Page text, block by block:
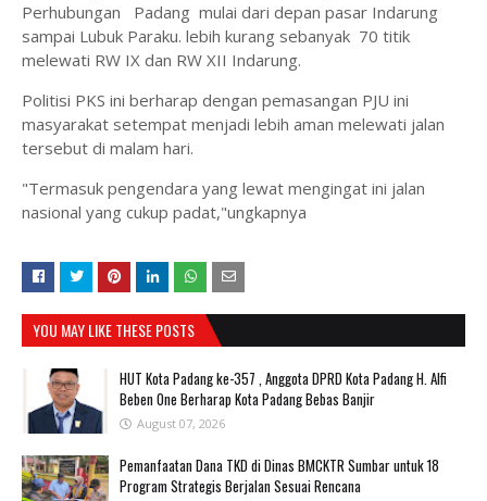
Perhubungan Padang mulai dari depan pasar Indarung
sampai Lubuk Paraku. lebih kurang sebanyak 70 titik
melewati RW IX dan RW XII Indarung.
Politisi PKS ini berharap dengan pemasangan PJU ini
masyarakat setempat menjadi lebih aman melewati jalan
tersebut di malam hari.
"Termasuk pengendara yang lewat mengingat ini jalan
nasional yang cukup padat,"ungkapnya
YOU MAY LIKE THESE POSTS
HUT Kota Padang ke-357 , Anggota DPRD Kota Padang H. Alfi
Beben One Berharap Kota Padang Bebas Banjir
August 07, 2026
Pemanfaatan Dana TKD di Dinas BMCKTR Sumbar untuk 18
Program Strategis Berjalan Sesuai Rencana